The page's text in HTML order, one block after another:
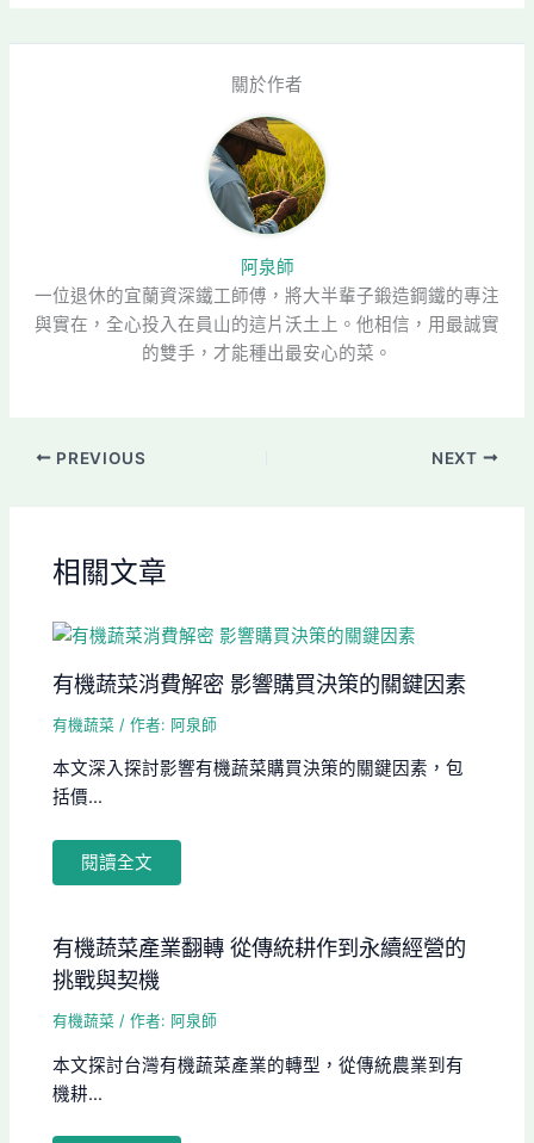
關於作者
阿泉師
一位退休的宜蘭資深鐵工師傅，將大半輩子鍛造鋼鐵的專注
與實在，全心投入在員山的這片沃土上。他相信，用最誠實
的雙手，才能種出最安心的菜。
PREVIOUS NEXT
相關文章
有機蔬菜消費解密 影響購買決策的關鍵因素
有機蔬菜 / 作者: 阿泉師
本文深入探討影響有機蔬菜購買決策的關鍵因素，包
括價...
閱讀全文
有機蔬菜產業翻轉 從傳統耕作到永續經營的
挑戰與契機
有機蔬菜 / 作者: 阿泉師
本文探討台灣有機蔬菜產業的轉型，從傳統農業到有
機耕...